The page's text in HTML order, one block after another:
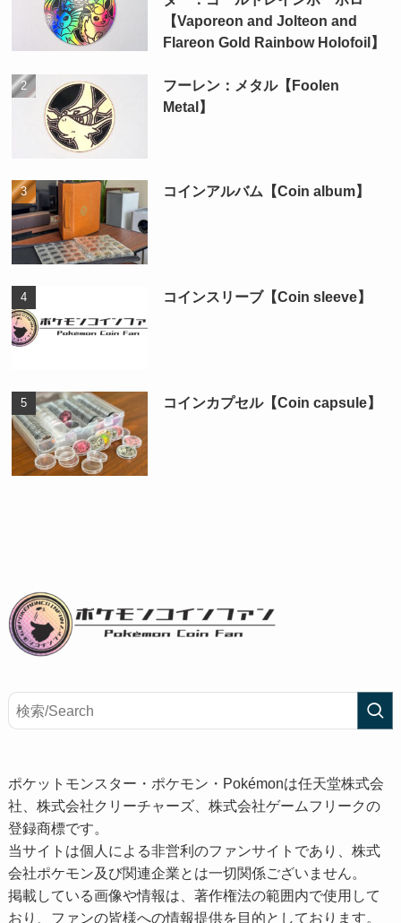
【Vaporeon and Jolteon and
Flareon Gold Rainbow Holofoil】
フーレン：メタル【Foolen
Metal】
コインアルバム【Coin album】
コインスリーブ【Coin sleeve】
コインカプセル【Coin capsule】
ポケットモンスター・ポケモン・Pokémonは任天堂株式会
社、株式会社クリーチャーズ、株式会社ゲームフリークの
登録商標です。
当サイトは個人による非営利のファンサイトであり、株式
会社ポケモン及び関連企業とは一切関係ございません。
掲載している画像や情報は、著作権法の範囲内で使用して
おり、ファンの皆様への情報提供を目的としております。